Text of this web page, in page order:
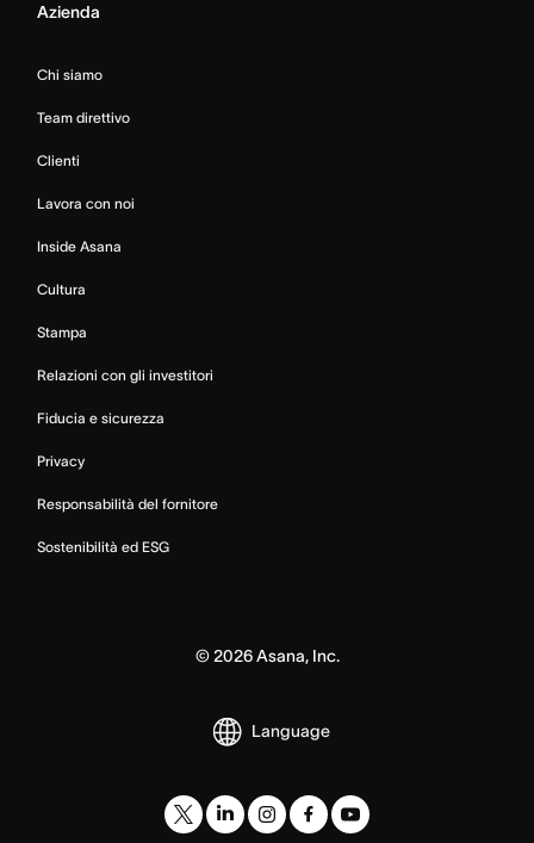
Azienda
Chi siamo
Team direttivo
Clienti
Lavora con noi
Inside Asana
Cultura
Stampa
Relazioni con gli investitori
Fiducia e sicurezza
Privacy
Responsabilità del fornitore
Sostenibilità ed ESG
© 2026Asana, Inc.
Language